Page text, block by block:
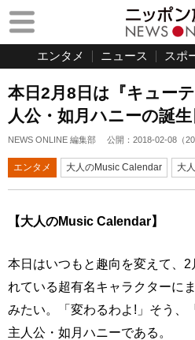
エンタメ ニュース スポ
本日2月8日は『キュー
人公・如月ハニーの誕生
NEWS ONLINE 編集部 公開： 2018-02-08 （
エンタメ 大人のMusic Calendar 大
【大人のMusic Calendar】
本日はいつもと趣向を変えて、
れている超有名キャラクターに
みたい。「変わるわよ!」そう、
主人公・如月ハニーである。